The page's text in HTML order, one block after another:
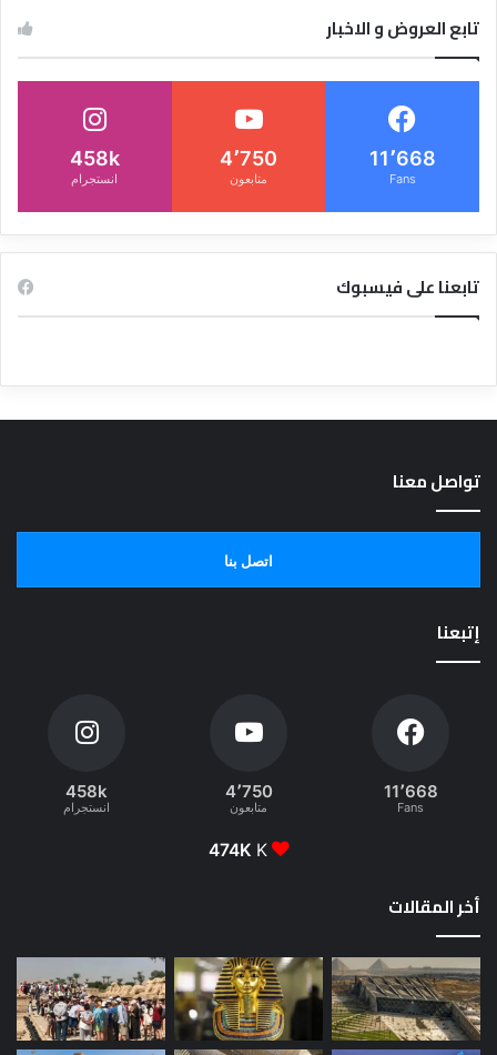
تابع العروض و الاخبار
11٬668
Fans
4٬750
متابعون
458k
انستجرام
تابعنا على فيسبوك
تواصل معنا
اتصل بنا
إتبعنا
11٬668
Fans
4٬750
متابعون
458k
انستجرام
474K K
أخر المقالات